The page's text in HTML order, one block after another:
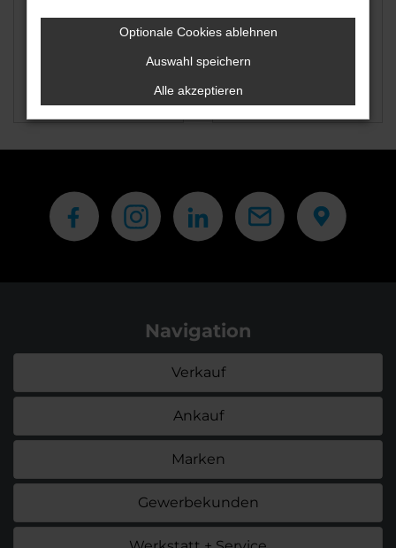
Navigation
Verkauf
Ankauf
Marken
Gewerbekunden
Optionale Cookies ablehnen
Auswahl speichern
Alle akzeptieren